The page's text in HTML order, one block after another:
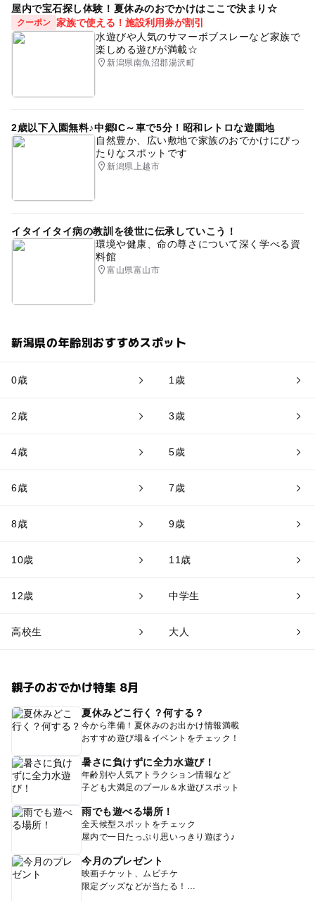
屋内で宝石探し体験！夏休みのおでかけはここで決まり☆
クーポン 家族で使える！施設利用券が割引
水遊びや人気のサマーボブスレーなど家族で
楽しめる遊びが満載☆
新潟県南魚沼郡湯沢町
2歳以下入園無料♪中郷IC～車で5分！昭和レトロな遊園地
自然豊か、広い敷地で家族のおでかけにぴっ
たりなスポットです
新潟県上越市
イタイイタイ病の教訓を後世に伝承していこう！
環境や健康、命の尊さについて深く学べる資
料館
富山県富山市
新潟県の年齢別おすすめスポット
0歳 1歳
2歳 3歳
4歳 5歳
6歳 7歳
8歳 9歳
10歳 11歳
12歳 中学生
高校生 大人
親子のおでかけ特集 8月
夏休みどこ行く？何する？
今から準備！夏休みのお出かけ情報満載
おすすめ遊び場＆イベントをチェック！
暑さに負けずに全力水遊び！
年齢別や人気アトラクション情報など
子ども大満足のプール＆水遊びスポット
雨でも遊べる場所！
全天候型スポットをチェック
屋内で一日たっぷり思いっきり遊ぼう♪
今月のプレゼント
映画チケット、ムビチケ
限定グッズなどが当たる！